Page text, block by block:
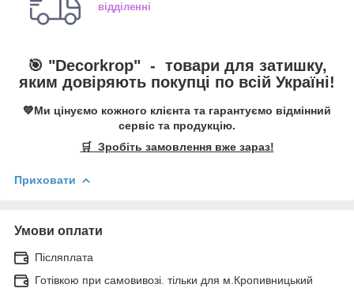
відділенні
🎯 "Decorkrop" - товари для затишку,
яким довіряють покупці по всій Україні!
💙Ми цінуємо кожного клієнта та гарантуємо відмінний
сервіс та продукцію.
🛒 Зробіть замовлення вже зараз!
Приховати
Умови оплати
Післяплата
Готівкою при самовивозі. тільки для м.Кропивницький